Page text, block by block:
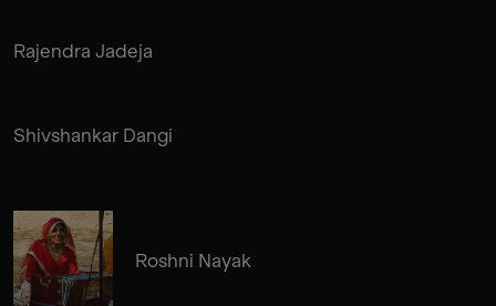
Rajendra Jadeja
Shivshankar Dangi
Roshni Nayak